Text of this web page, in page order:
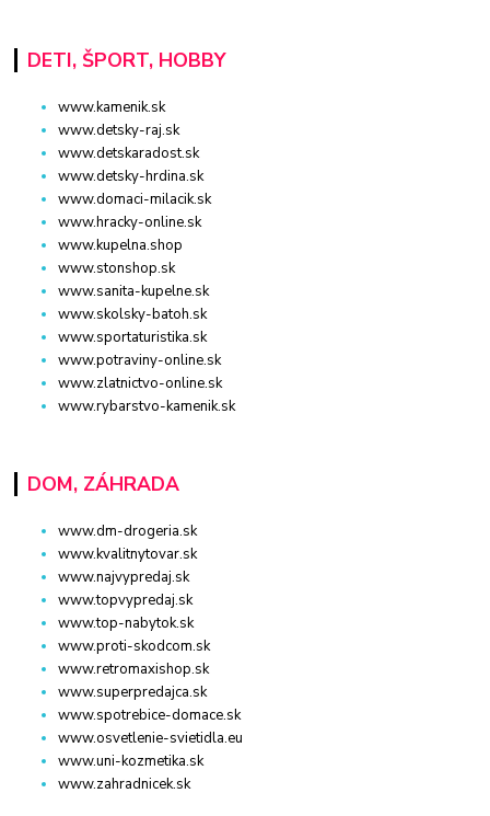
DETI, ŠPORT, HOBBY
www.kamenik.sk
www.detsky-raj.sk
www.detskaradost.sk
www.detsky-hrdina.sk
www.domaci-milacik.sk
www.hracky-online.sk
www.kupelna.shop
www.stonshop.sk
www.sanita-kupelne.sk
www.skolsky-batoh.sk
www.sportaturistika.sk
www.potraviny-online.sk
www.zlatnictvo-online.sk
www.rybarstvo-kamenik.sk
DOM, ZÁHRADA
www.dm-drogeria.sk
www.kvalitnytovar.sk
www.najvypredaj.sk
www.topvypredaj.sk
www.top-nabytok.sk
www.proti-skodcom.sk
www.retromaxishop.sk
www.superpredajca.sk
www.spotrebice-domace.sk
www.osvetlenie-svietidla.eu
www.uni-kozmetika.sk
www.zahradnicek.sk